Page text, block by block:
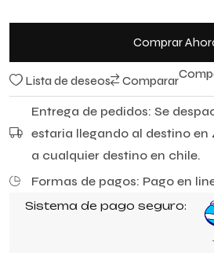
Comprar
Lista de deseos Comparar
Entrega de pedidos: Se
estaria llegando al destino en
a cualquier destino en chile.
Formas de pagos: Pago en
Sistema de pago seguro: